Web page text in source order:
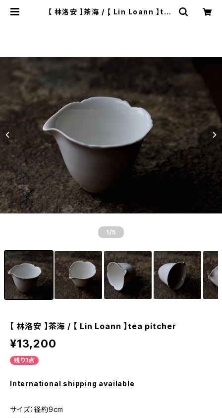
【 林洛安 】茶海 / 【 Lin Loann 】tea
1 /5
【 林洛安 】茶海 / 【 Lin Loann 】tea pitcher
¥13,200
残り1点
International shipping available
サイズ：径約9cm